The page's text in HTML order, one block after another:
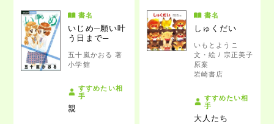
書名
いじめ─願い叶
う日まで─
五十嵐かおる 著
小学館
すすめたい相
手
親
書名
しゅくだい
いもとようこ
文・絵 / 宗正美子
原案
岩崎書店
すすめたい相
手
大人たち